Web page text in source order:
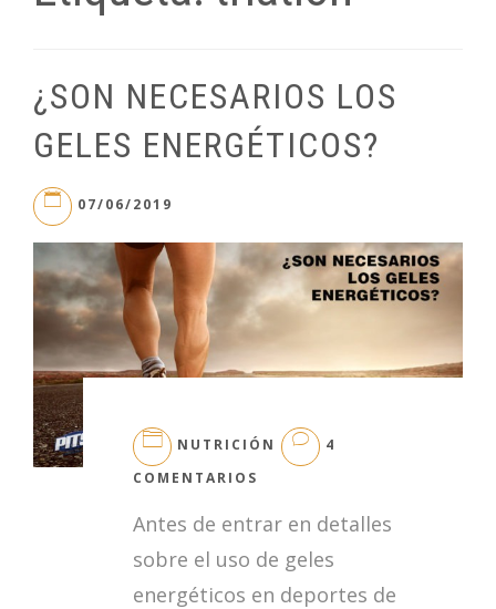
¿SON NECESARIOS LOS
GELES ENERGÉTICOS?
07/06/2019
NUTRICIÓN
4
COMENTARIOS
NECESARIOS
GELES
ENERGÉTICOS?
Antes de entrar en detalles
sobre el uso de geles
energéticos en deportes de